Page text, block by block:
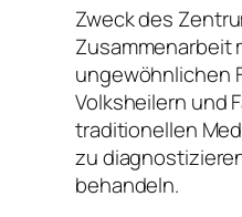
Zweck des
Zusammenarbeit
ungewöhnlichen
Volksheilern und
traditionellen
zu
behandeln.